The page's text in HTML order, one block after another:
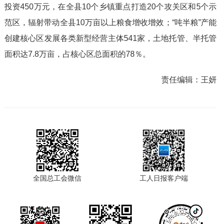
投资450万元，在全县10个乡镇重点打造20个攻关区和5个示
范区，辐射带动全县10万亩以上粮食增收增效；“吨半粮”产能
创建核心区发展各类新型经营主体541家，土地托管、半托管
面积达7.8万亩，占核心区总面积的78％。
责任编辑： 王妍
全国总工会微信 工人日报客户端